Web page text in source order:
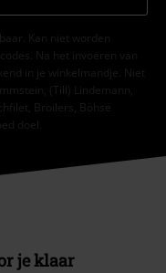
Kan niet worden
Na het invoeren van
in je winkelmandje. Niet
(Till) Lindemann,
Broilers, Böhse
doel.
je klaar